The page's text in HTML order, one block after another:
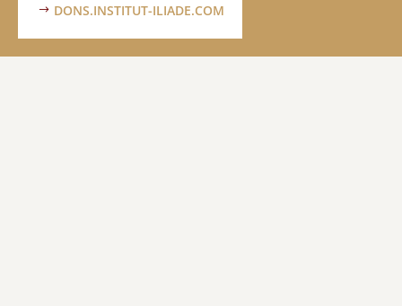
DONS.INSTITUT-ILIADE.COM